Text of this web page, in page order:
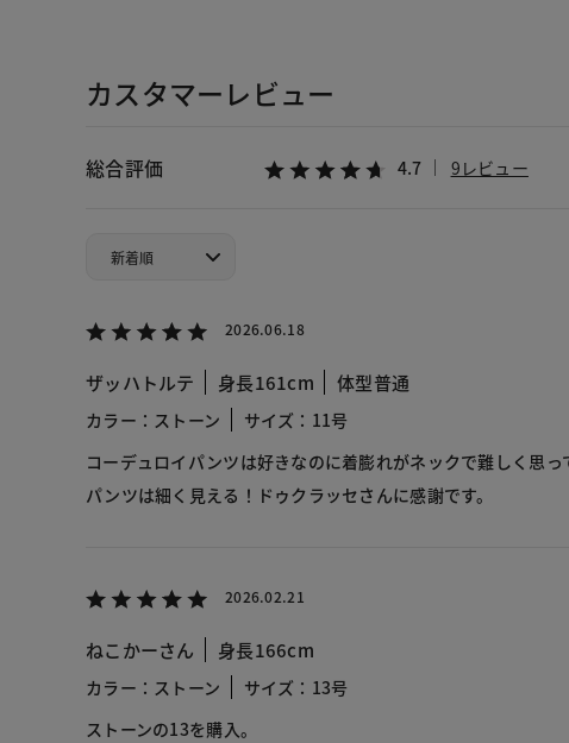
カスタマーレビュー
総合評価 4.7 9レビュー
2026.06.18
ザッハトルテ 身長161cm 体型普通
カラー：ストーン
サイズ：11号
コーデュロイパンツは好きなのに着膨れがネックで難しく思っ
パンツは細く見える！ドゥクラッセさんに感謝です。
2026.02.21
ねこかーさん 身長166cm
カラー：ストーン
サイズ：13号
ストーンの13を購入。